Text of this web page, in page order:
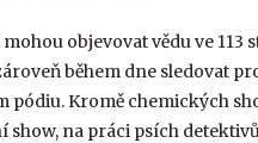
objevovat vědu ve 113
během dne sledovat
pódiu. Kromě chemických
show, na práci psích